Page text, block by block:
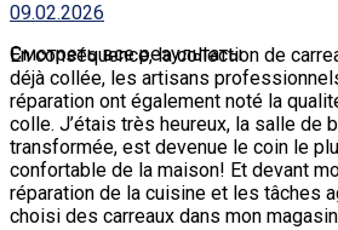
Смотреть все результаты
09.02.2026
En conséquence, la collection de
déjà collée, les artisans
réparation ont également noté la
colle. J’étais très heureux, la salle de
transformée, est devenue le coin le
confortable de la maison! Et devant
réparation de la cuisine et les tâches
choisi des carreaux dans mon